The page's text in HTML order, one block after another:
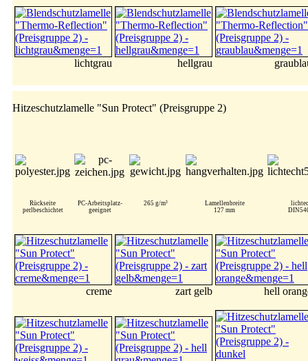
lichtgrau hellgrau
Hitzeschutzlamelle "Sun Protect" (Preisgruppe 2)
Rückseite
perlbeschichtet
PC-Arbeitsplatz-
geeignet
265 g/m²
Lamellenbreite
127 mm
creme zart gelb hell